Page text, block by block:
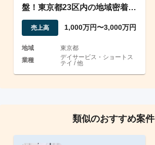
盤！東京都23区内の地域密着型
デイサービス事業
売上高 1,000万円〜3,000万円
地域
東京都
業種
デイサービス・ショートス
テイ / 他
類似のおすすめ案件